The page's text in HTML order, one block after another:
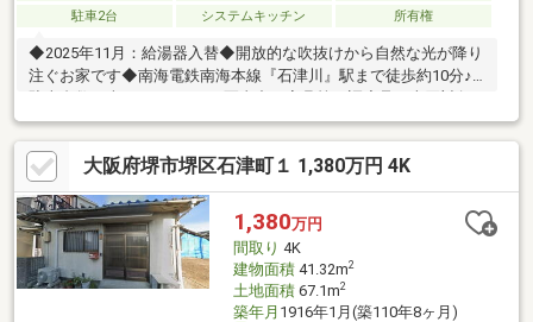
駐車2台
システムキッチン 所有権
◆2025年11月：給湯器入替◆開放的な吹抜けから自然な光が降り
注ぐお家です◆南海電鉄南海本線『石津川』駅まで徒歩約10分♪※
に含まれません【周辺環境】●堺市立浜寺小学校まで約1000ｍ●堺
市立浜寺南中学校まで約2600ｍ●セブン-イレブン 堺浜寺諏訪森町
店まで約600ｍ●ウエルシア堺諏訪ノ森店まで約650ｍ●イオンタウ
ン諏訪の森店まで約750ｍ●サンディ 諏訪ノ森店まで約1000ｍ●堺
浜寺石津郵便局まで約800ｍご内覧ご希望の際は、お気軽にお問
い合わせください。
大阪府堺市堺区石津町１ 1,380万円 4K
1,380万円
間取り 4K
建物面積41.32m2
土地面積67.1m2
築年月 1916年1月(築110年8ヶ月)